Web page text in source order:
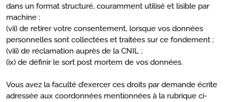
dans un format structuré, couramment utilisé et lisible par
machine ;
(vii) de retirer votre consentement, lorsque vos données
personnelles sont collectées et traitées sur ce fondement ;
(viii) de réclamation auprès de la CNIL ;
(ix) de définir le sort post mortem de vos données.
Vous avez la faculté d’exercer ces droits par demande écrite
adressée aux coordonnées mentionnées à la rubrique ci-